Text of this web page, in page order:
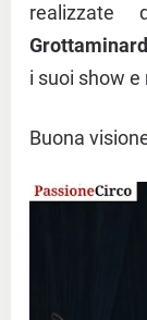
i suoi show
Buona